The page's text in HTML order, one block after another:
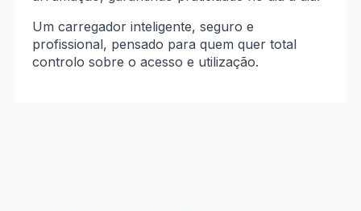
Um carregador inteligente, seguro e
profissional, pensado para quem quer total
controlo sobre o acesso e utilização.